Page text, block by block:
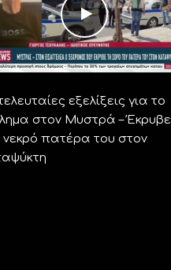
εξελίξεις για το
στον Μυστρά – Έκρυβε
νεκρό πατέρα του στον